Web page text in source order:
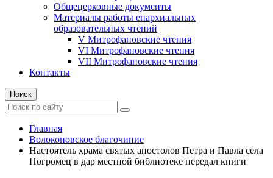
Общецерковные документы
Материалы работы епархиальных
образовательных чтений
V Митрофановские чтения
VI Митрофановские чтения
VII Митрофановские чтения
Контакты
Поиск
Главная
Волоконовское благочиние
Настоятель храма святых апостолов Петра и Павла села
Погромец в дар местной библиотеке передал книги